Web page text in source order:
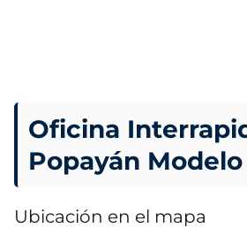
Oficina
Popayán Modelo
Ubicación en el mapa